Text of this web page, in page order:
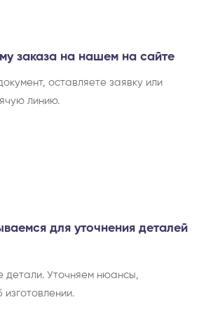
заказа на нашем на сайте
оставляете заявку или
линию.
для уточнения деталей
детали. Уточняем нюансы,